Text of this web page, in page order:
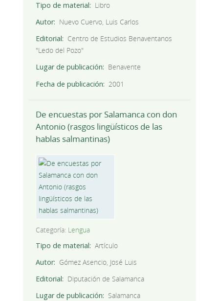
Tipo de material
Libro
Autor
Nuevo Cuervo, Luis Carlos
Editorial
Centro de Estudios Benaventanos
"Ledo del Pozo"
Lugar de publicación
Benavente
Fecha de publicación
2001
De encuestas por Salamanca con don
Antonio (rasgos lingüísticos de las
hablas salmantinas)
Categoría: Lengua
Tipo de material
Artículo
Autor
Gómez Asencio, José Luis
Editorial
Diputación de Salamanca
Lugar de publicación
Salamanca